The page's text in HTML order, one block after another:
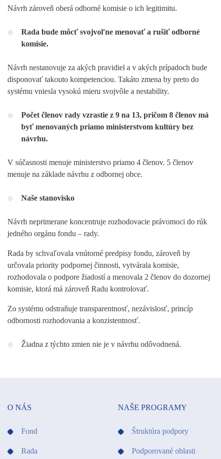
Návrh zároveň oberá odborné komisie o ich legitimitu.
Rada bude môcť svojvoľne menovať a rušiť odborné
komisie.
Návrh nestanovuje za akých pravidiel a v akých prípadoch bude
disponovať takouto kompetenciou. Takáto zmena by preto do
systému vniesla vysokú mieru svojvôle a nestability.
Počet členov rady vzrastie z 9 na 13, pričom 8 členov má
byť menovaných priamo ministerstvom kultúry bez
návrhu.
V súčasnosti menuje ministerstvo priamo 4 členov. 5 členov
menuje na základe návrhu z odbornej obce.
Naše stanovisko
Návrh neprimerane koncentruje rozhodovacie právomoci do rúk
jedného orgánu fondu – rady.
Rada by schvaľovala vnútorné predpisy fondu, zároveň by
určovala priority podpornej činnosti, vytvárala komisie,
rozhodovala o podpore žiadostí a menovala 2 členov do dozornej
komisie, ktorá má zároveň Radu kontrolovať.
Zo systému odstraňuje transparentnosť, nezávislosť, princíp
odbornosti rozhodovania a konzistentnosť.
Žiadna z týchto zmien nie je v návrhu odôvodnená.
O NÁS
Fond
Rada
NAŠE PROGRAMY
Štruktúra podpory
Podporované oblasti